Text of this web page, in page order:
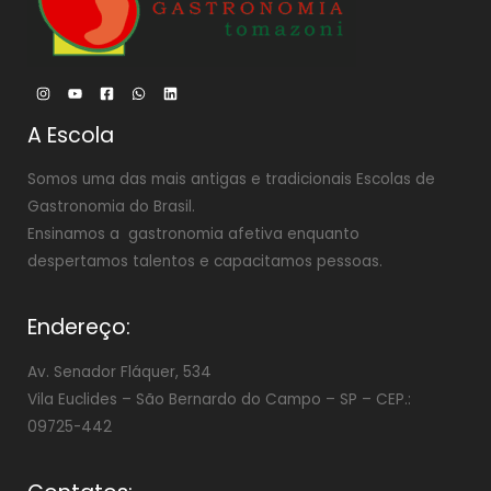
A Escola
Somos uma das mais antigas e tradicionais Escolas de
Gastronomia do Brasil.
Ensinamos a gastronomia afetiva enquanto
despertamos talentos e capacitamos pessoas.
Endereço:
Av. Senador Fláquer, 534
Vila Euclides – São Bernardo do Campo – SP – CEP.:
09725-442